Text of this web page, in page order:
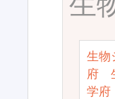
生物
府
学府